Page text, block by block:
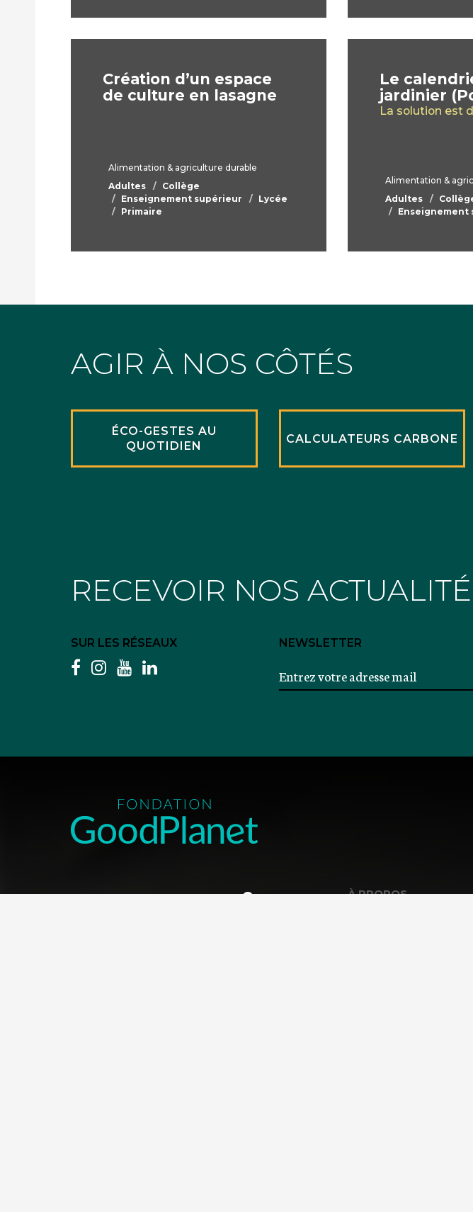
Création d’un espace
de culture en lasagne
Alimentation & agriculture durable
Adultes
Collège
Enseignement supérieur
Lycée
Primaire
Le
jardinier
La solution est
Alimentation &
Adultes
Enseignement
AGIR À NOS CÔTÉS
ÉCO-GESTES AU
QUOTIDIEN
CALCULATEURS CARBONE
RECEVOIR NOS
SUR LES RÉSEAUX
facebook
instagram
youtubelinkedin
NEWSLETTER
À PROPOS